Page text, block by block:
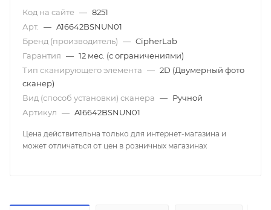
Код на сайте — 8251
Арт. — A16642BSNUN01
Бренд (производитель) — CipherLab
Гарантия — 12 мес. (с ограничениями)
Тип сканирующего элемента — 2D (Двумерный фото
сканер)
Вид (способ установки) сканера — Ручной
Артикул — A16642BSNUN01
Цена действительна только для интернет-магазина и
может отличаться от цен в розничных магазинах